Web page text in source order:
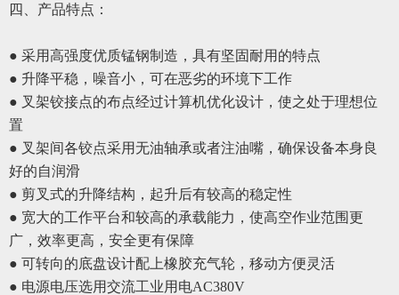
四、 产品特点：
● 采用高强度优质锰钢制造，具有坚固耐用的特点
● 升降平稳，噪音小，可在恶劣的环境下工作
● 叉架铰接点的布点经过计算机优化设计，使之处于理想位
置
● 叉架间各铰点采用无油轴承或者注油嘴，确保设备本身良
好的自润滑
● 剪叉式的升降结构，起升后有较高的稳定性
● 宽大的工作平台和较高的承载能力，使高空作业范围更
广，效率更高，安全更有保障
● 可转向的底盘设计配上橡胶充气轮，移动方便灵活
● 电源电压选用交流工业用电AC380V